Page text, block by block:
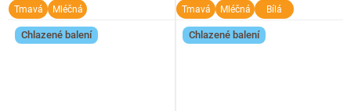
Tmavá Mléčná Tmavá Mléčná Bílá
Chlazené balení Chlazené balení